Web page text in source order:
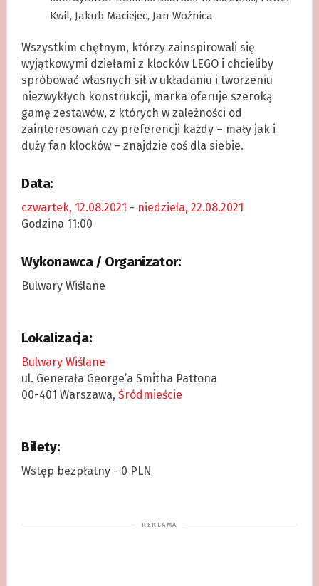
Kwil, Jakub Maciejec, Jan Woźnica
Wszystkim chętnym, którzy zainspirowali się
wyjątkowymi dziełami z klocków LEGO i chcieliby
spróbować własnych sił w układaniu i tworzeniu
niezwykłych konstrukcji, marka oferuje szeroką
gamę zestawów, z których w zależności od
zainteresowań czy preferencji każdy – mały jak i
duży fan klocków – znajdzie coś dla siebie.
Data:
czwartek, 12.08.2021 - niedziela, 22.08.2021
Godzina 11:00
Wykonawca / Organizator:
Bulwary Wiślane
Lokalizacja:
Bulwary Wiślane
ul. Generała George’a Smitha Pattona
00-401 Warszawa, Śródmieście
Bilety:
Wstęp bezpłatny - 0 PLN